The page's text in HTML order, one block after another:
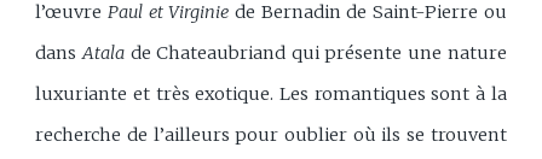
l’œuvre Paul et Virginiede Bernadin de Saint-Pierre ou
dansAtala de Chateaubriand qui présente une nature
luxuriante et très exotique. Les romantiques sont à la
recherche de l’ailleurs pour oublier où ils se trouvent